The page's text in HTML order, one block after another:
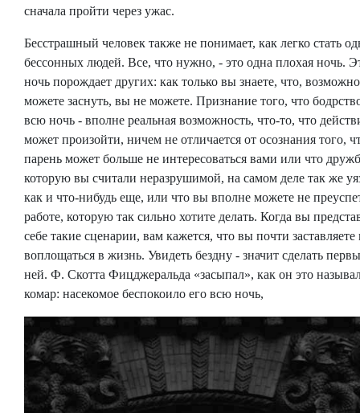
сначала пройти через ужас.
Бесстрашный человек также не понимает, как легко стать
бессонных людей. Все, что нужно, - это одна плохая ночь.
ночь порождает других: как только вы знаете, что,
можете заснуть, вы не можете. Признание того, что
всю ночь - вполне реальная возможность, что-то, что
может произойти, ничем не отличается от осознания того,
парень может больше не интересоваться вами или что
которую вы считали неразрушимой, на самом деле так же
как и что-нибудь еще, или что вы вполне можете не
работе, которую так сильно хотите делать. Когда вы
себе такие сценарии, вам кажется, что вы почти заставляете
воплощаться в жизнь. Увидеть бездну - значит сделать
ней. Ф. Скотта Фицджеральда «засыпал», как он это
комар: насекомое беспокоило его всю ночь,